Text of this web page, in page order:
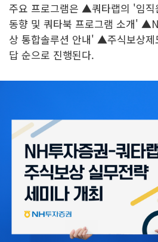
주요 프로그램은 ▲쿼타랩의 '임직
동향 및 쿼타북 프로그램 소개'
상 통합솔루션 안내' ▲주식보상제
답 순으로 진행된다.